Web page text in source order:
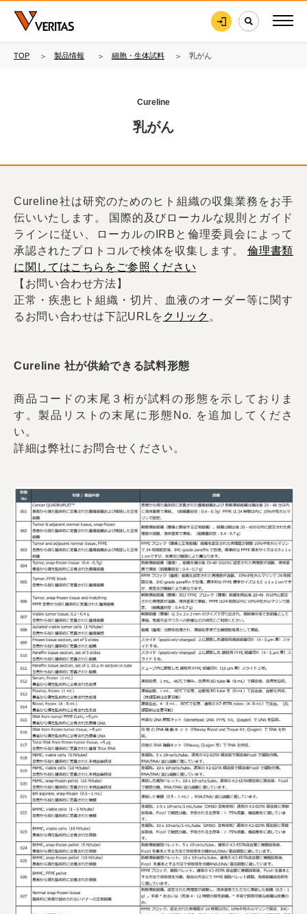
TOP 製品情報 細胞・生体試料 乳がん
Cureline
乳がん
Cureline社は研究のためのヒト組織の収集業務をお手
伝いいたします。 国際的及びローカルな規則とガイド
ラインに従い、ローカルのIRBと倫理委員会によって
承認されたプロトコルで検体を収集します。 倫理書類
に関してはこちらをご参照ください
【お問い合わせ方法】
正常・疾患ヒト組織・切片、血液のオーダー等に関す
るお問い合わせは下記URLを クリック 。
Cureline 社が供給できる試料形態
商品コードの末尾３桁が試料の形態を示しておりま
す。製品リストの末尾に形態No. を追加してくださ
い。
詳細は弊社にお問合せください。